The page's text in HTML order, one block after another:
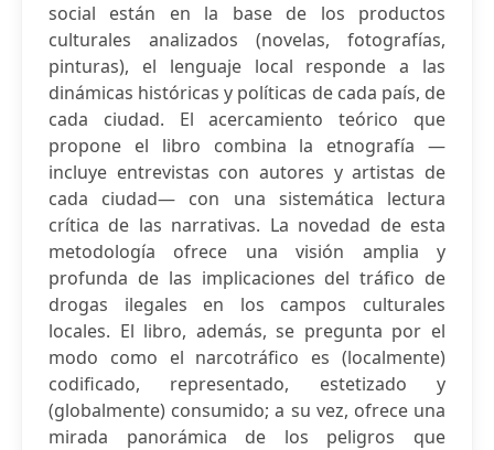
social están en la base de los productos
culturales analizados (novelas, fotografías,
pinturas), el lenguaje local responde a las
dinámicas históricas y políticas de cada país, de
cada ciudad. El acercamiento teórico que
propone el libro combina la etnografía —
incluye entrevistas con autores y artistas de
cada ciudad— con una sistemática lectura
crítica de las narrativas. La novedad de esta
metodología ofrece una visión amplia y
profunda de las implicaciones del tráfico de
drogas ilegales en los campos culturales
locales. El libro, además, se pregunta por el
modo como el narcotráfico es (localmente)
codificado, representado, estetizado y
(globalmente) consumido; a su vez, ofrece una
mirada panorámica de los peligros que